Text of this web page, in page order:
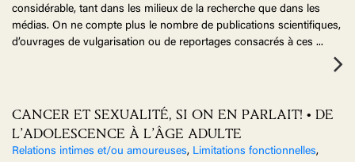
considérable, tant dans les milieux de la recherche que dans les
médias. On ne compte plus le nombre de publications scientifiques,
d’ouvrages de vulgarisation ou de reportages consacrés à ces ...
CANCER ET SEXUALITÉ, SI ON EN PARLAIT! • DE
L’ADOLESCENCE À L’ÂGE ADULTE
Relations intimes et/ou amoureuses, Limitations fonctionnelles,